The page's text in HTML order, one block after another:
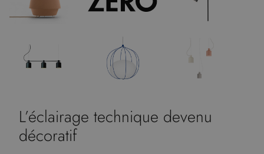
L’éclairage technique devenu
décoratif